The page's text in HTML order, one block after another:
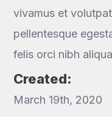
vivamus et
pellentesque
felis orci nibh
Created:
March 19th, 2020